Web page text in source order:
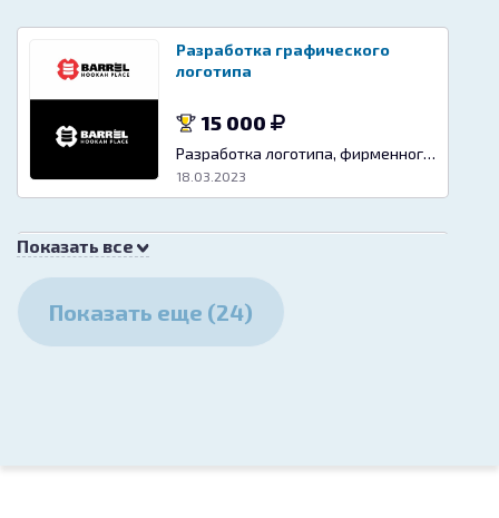
Разработка графического
логотипа
15 000
Разработка логотипа, фирменного знака
18.03.2023
Логотип для фирмы по
строительству загородных домов
15 000
Показать все
Показать еще (24)